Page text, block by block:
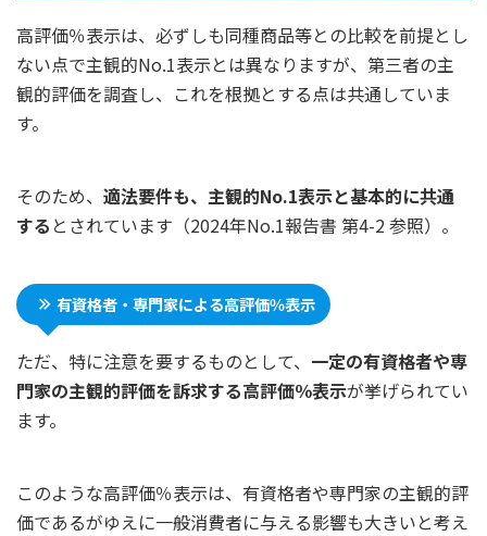
高評価％表示は、必ずしも同種商品等との比較を前提とし
ない点で主観的No.1表示とは異なりますが、第三者の主
観的評価を調査し、これを根拠とする点は共通していま
す。
そのため、 適法要件も、主観的No.1表示と基本的に共通
する とされています（2024年No.1報告書 第4-2 参照）。
有資格者・専門家による高評価％表示
ただ、特に注意を要するものとして、 一定の有資格者や専
門家の主観的評価を訴求する高評価％表示が挙げられてい
ます。
このような高評価％表示は、有資格者や専門家の主観的評
価であるがゆえに一般消費者に与える影響も大きいと考え